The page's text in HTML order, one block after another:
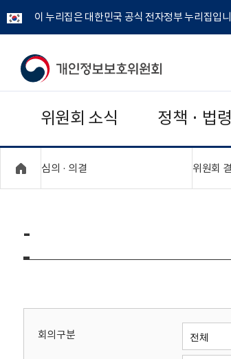
이 누리집은 대한민국 공식 전자정부 누리집입
개
보
보
위
회
위원회 소식 정책 · 법령
심의 · 의결 위원회
-
회의구분